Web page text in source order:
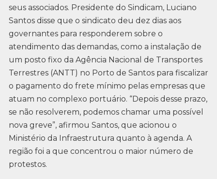
seus associados. Presidente do Sindicam, Luciano
Santos disse que o sindicato deu dez dias aos
governantes para responderem sobre o
atendimento das demandas, como a instalação de
um posto fixo da Agência Nacional de Transportes
Terrestres (ANTT) no Porto de Santos para fiscalizar
o pagamento do frete mínimo pelas empresas que
atuam no complexo portuário. “Depois desse prazo,
se não resolverem, podemos chamar uma possível
nova greve”, afirmou Santos, que acionou o
Ministério da Infraestrutura quanto à agenda. A
região foi a que concentrou o maior número de
protestos.